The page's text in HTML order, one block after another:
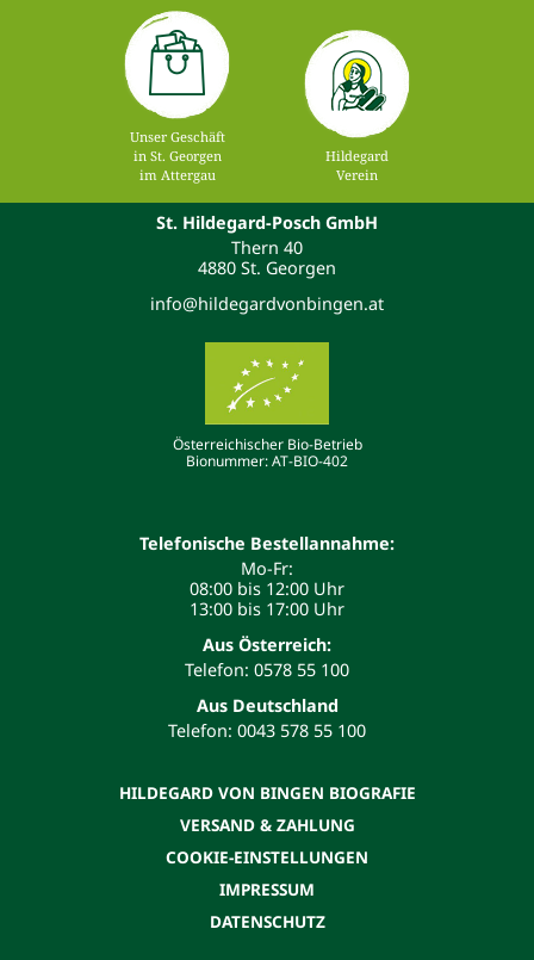
Unser Geschäft
in St. Georgen
im Attergau
Hildegard
Verein
St. Hildegard-Posch GmbH
Thern 40
4880 St. Georgen
info@hildegardvonbingen.at
Österreichischer Bio-Betrieb
Bionummer: AT-BIO-402
Telefonische Bestellannahme:
Mo-Fr:
08:00 bis 12:00 Uhr
13:00 bis 17:00 Uhr
Aus Österreich:
Telefon: 0578 55 100
Aus Deutschland
Telefon: 0043 578 55 100
HILDEGARD VON BINGEN BIOGRAFIE
VERSAND & ZAHLUNG
COOKIE-EINSTELLUNGEN
IMPRESSUM
DATENSCHUTZ